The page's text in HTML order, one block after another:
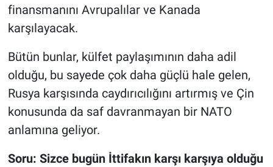
finansmanını Avrupalılar ve Kanada
karşılayacak.
Bütün bunlar, külfet paylaşımının daha adil
olduğu, bu sayede çok daha güçlü hale gelen,
Rusya karşısında caydırıcılığını artırmış ve Çin
konusunda da saf davranmayan bir NATO
anlamına geliyor.
Soru: Sizce bugün İttifakın karşı karşıya olduğu